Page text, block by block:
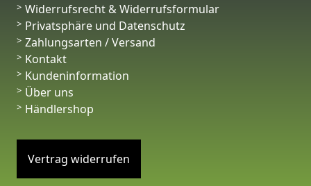
Widerrufsrecht & Widerrufsformular
Privatsphäre und Datenschutz
Zahlungsarten / Versand
Kontakt
Kundeninformation
Über uns
Händlershop
Vertrag widerrufen